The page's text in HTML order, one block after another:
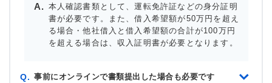
本人確認書類として、運転免許証などの身分証明
書が必要です。また、借入希望額が50万円を超え
る場合・他社借入と借入希望額の合計が100万円
を超える場合は、収入証明書が必要となります。
Q. 事前にオンラインで書類提出した場合も必要です